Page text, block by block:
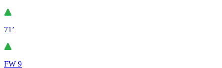
71’
FW 9